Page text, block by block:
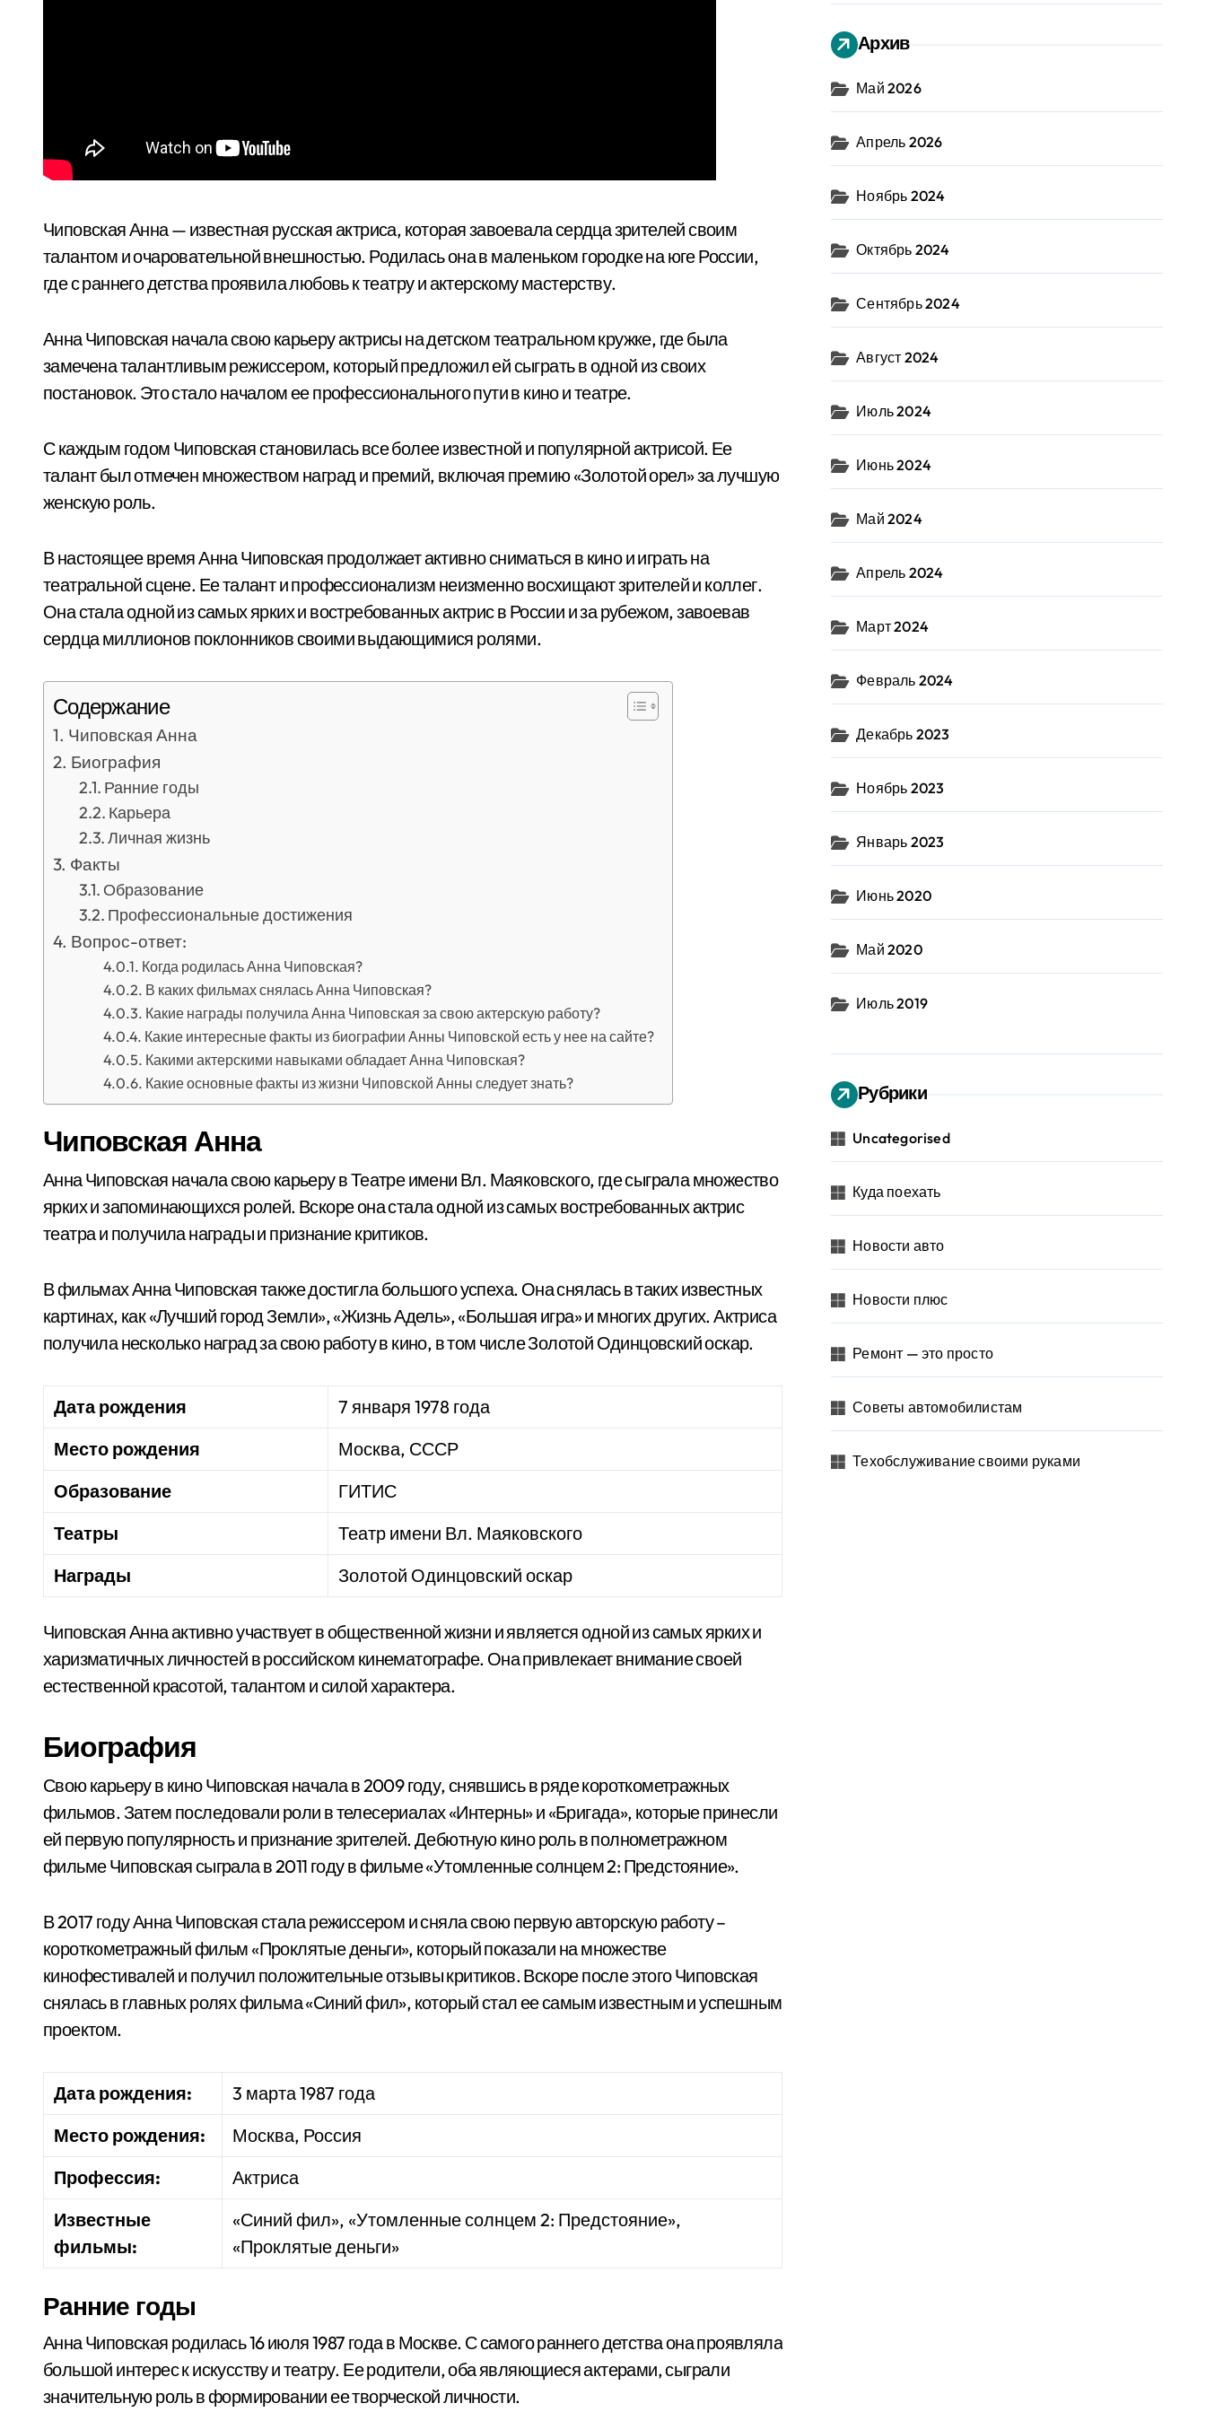
Чиповская Анна — известная русская актриса, которая завоевала сердца зрителей своим
талантом и очаровательной внешностью. Родилась она в маленьком городке на юге России,
где с раннего детства проявила любовь к театру и актерскому мастерству.
Анна Чиповская начала свою карьеру актрисы на детском театральном кружке, где была
замечена талантливым режиссером, который предложил ей сыграть в одной из своих
постановок. Это стало началом ее профессионального пути в кино и театре.
С каждым годом Чиповская становилась все более известной и популярной актрисой. Ее
талант был отмечен множеством наград и премий, включая премию «Золотой орел» за лучшую
женскую роль.
В настоящее время Анна Чиповская продолжает активно сниматься в кино и играть на
театральной сцене. Ее талант и профессионализм неизменно восхищают зрителей и коллег.
Она стала одной из самых ярких и востребованных актрис в России и за рубежом, завоевав
сердца миллионов поклонников своими выдающимися ролями.
Содержание
Чиповская Анна
Биография
Ранние годы
Карьера
Личная жизнь
Факты
Образование
Профессиональные достижения
Вопрос-ответ:
Когда родилась Анна Чиповская?
В каких фильмах снялась Анна Чиповская?
Какие награды получила Анна Чиповская за свою актерскую работу?
Какие интересные факты из биографии Анны Чиповской есть у нее на сайте?
Какими актерскими навыками обладает Анна Чиповская?
Какие основные факты из жизни Чиповской Анны следует знать?
Чиповская Анна
Анна Чиповская начала свою карьеру в Театре имени Вл. Маяковского, где сыграла множество
ярких и запоминающихся ролей. Вскоре она стала одной из самых востребованных актрис
театра и получила награды и признание критиков.
В фильмах Анна Чиповская также достигла большого успеха. Она снялась в таких известных
картинах, как «Лучший город Земли», «Жизнь Адель», «Большая игра» и многих других. Актриса
получила несколько наград за свою работу в кино, в том числе Золотой Одинцовский оскар.
Дата рождения
7 января 1978 года
Место рождения
Москва, СССР
Образование
ГИТИС
Театры
Театр имени Вл. Маяковского
Награды
Золотой Одинцовский оскар
Чиповская Анна активно участвует в общественной жизни и является одной из самых ярких и
харизматичных личностей в российском кинематографе. Она привлекает внимание своей
естественной красотой, талантом и силой характера.
Биография
Свою карьеру в кино Чиповская начала в 2009 году, снявшись в ряде короткометражных
фильмов. Затем последовали роли в телесериалах «Интерны» и «Бригада», которые принесли
ей первую популярность и признание зрителей. Дебютную кино роль в полнометражном
фильме Чиповская сыграла в 2011 году в фильме «Утомленные солнцем 2: Предстояние».
В 2017 году Анна Чиповская стала режиссером и сняла свою первую авторскую работу –
короткометражный фильм «Проклятые деньги», который показали на множестве
кинофестивалей и получил положительные отзывы критиков. Вскоре после этого Чиповская
снялась в главных ролях фильма «Синий фил», который стал ее самым известным и успешным
проектом.
Дата рождения:
3 марта 1987 года
Место рождения:
Москва, Россия
Профессия:
Актриса
Известные
фильмы:
«Синий фил», «Утомленные солнцем 2: Предстояние»,
«Проклятые деньги»
Ранние годы
Анна Чиповская родилась 16 июля 1987 года в Москве. С самого раннего детства она проявляла
большой интерес к искусству и театру. Ее родители, оба являющиеся актерами, сыграли
значительную роль в формировании ее творческой личности.
Архив
Май 2026
Апрель 2026
Ноябрь 2024
Октябрь 2024
Сентябрь 2024
Август 2024
Июль 2024
Июнь 2024
Май 2024
Апрель 2024
Март 2024
Февраль 2024
Декабрь 2023
Ноябрь 2023
Январь 2023
Июнь 2020
Май 2020
Июль 2019
Рубрики
Uncategorised
Куда поехать
Новости авто
Новости плюс
Ремонт — это просто
Советы автомобилистам
Техобслуживание своими руками